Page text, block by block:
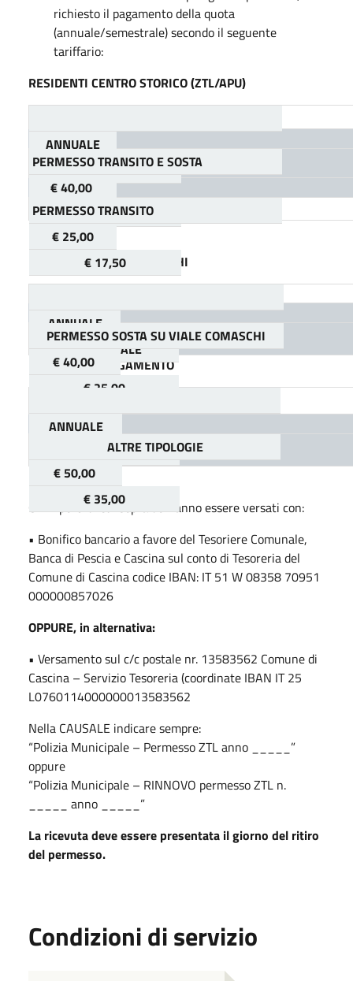
richiesto il pagamento della quota
(annuale/semestrale) secondo il seguente
tariffario:
RESIDENTI CENTRO STORICO (ZTL/APU)
ANNUALE
SEMESTRALE
PERMESSO TRANSITO E SOSTA
€ 40,00
€ 28,00
PERMESSO TRANSITO
€ 25,00
€ 17,50
RESIDENTI VIALE COMASCHI
ANNUALE
SEMESTRALE
PERMESSO SOSTA SU VIALE COMASCHI
€ 40,00
€ 25,00
RESIDENTI A PAGAMENTO
ANNUALE
SEMESTRALE
ALTRE TIPOLOGIE
€ 50,00
€ 35,00
Gli importi di cui sopra dovranno essere versati con:
• Bonifico bancario a favore del Tesoriere Comunale,
Banca di Pescia e Cascina sul conto di Tesoreria del
Comune di Cascina codice IBAN: IT 51 W 08358 70951
000000857026
OPPURE, in alternativa:
• Versamento sul c/c postale nr. 13583562 Comune di
Cascina – Servizio Tesoreria (coordinate IBAN IT 25
L0760114000000013583562
Nella CAUSALE indicare sempre:
“Polizia Municipale – Permesso ZTL anno _____”
oppure
“Polizia Municipale – RINNOVO permesso ZTL n.
_____ anno _____”
La ricevuta deve essere presentata il giorno del ritiro
del permesso.
Condizioni di servizio